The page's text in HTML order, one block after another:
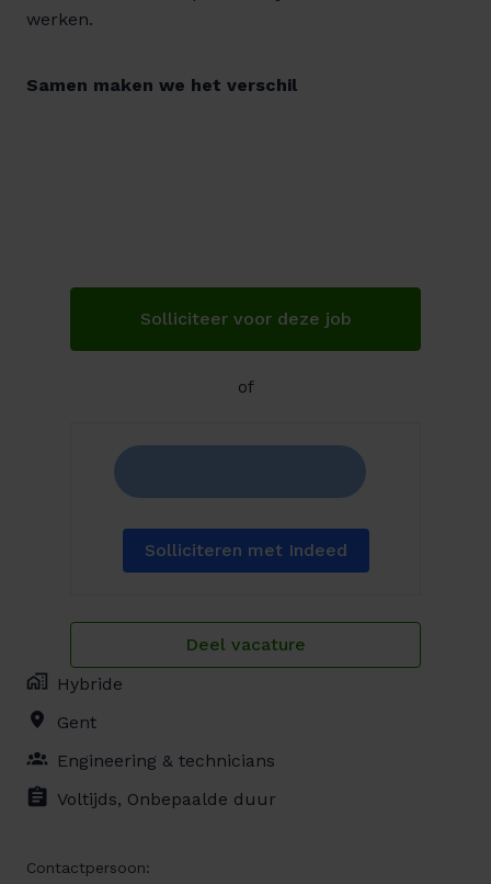
werken.
Samen maken we het verschil
Solliciteer voor deze job
of
Solliciteren met Indeed
Deel vacature
Hybride
Gent
Engineering & technicians
Voltijds, Onbepaalde duur
Contactpersoon: